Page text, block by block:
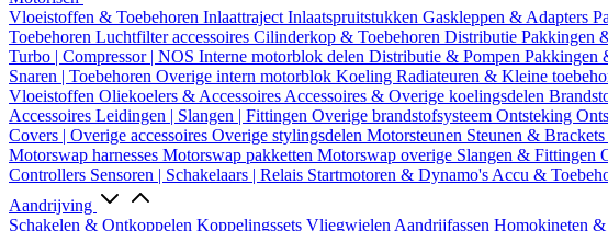
Vloeistoffen & Toebehoren Inlaattraject Inlaatspruitstukken Gaskleppen & Adapters
Toebehoren Luchtfilter accessoires Cilinderkop & Toebehoren Distributie Pakkingen
Turbo | Compressor | NOS Interne motorblok delen Distributie & Pompen Pakkingen
Snaren | Toebehoren Overige intern motorblok Koeling Radiateuren & Kleine
Vloeistoffen Oliekoelers & Accessoires Accessoires & Overige koelingsdelen
Accessoires Leidingen | Slangen | Fittingen Overige brandstofsysteem Ontsteking
Covers | Overige accessoires Overige stylingsdelen Motorsteunen Steunen & Brackets
Motorswap harnesses Motorswap pakketten Motorswap overige Slangen & Fittingen
Controllers Sensoren | Schakelaars | Relais Startmotoren & Dynamo's Accu &
Aandrijving
Schakelen & Ontkoppelen Koppelingssets Vliegwielen Aandrijfassen Homokineten &